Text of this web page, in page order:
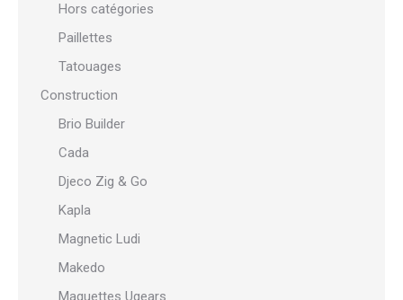
Hors catégories
Paillettes
Tatouages
Construction
Brio Builder
Cada
Djeco Zig & Go
Kapla
Magnetic Ludi
Makedo
Maquettes Ugears